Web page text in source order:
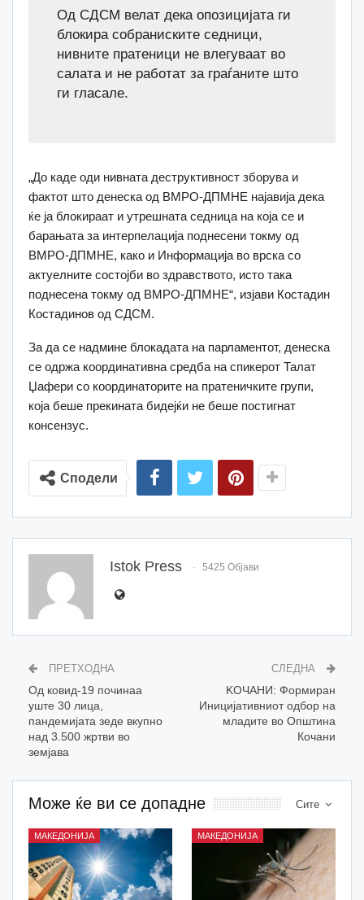
Од СДСМ велат дека опозицијата ги
блокира собраниските седници,
нивните пратеници не влегуваат во
салата и не работат за граѓаните што
ги гласале.
„До каде оди нивната деструктивност зборува и
фактот што денеска од ВМРО-ДПМНЕ најавија дека
ќе ја блокираат и утрешната седница на која се и
барањата за интерпелација поднесени токму од
ВМРО-ДПМНЕ, како и Информација во врска со
актуелните состојби во здравството, исто така
поднесена токму од ВМРО-ДПМНЕ“, изјави Костадин
Костадинов од СДСМ.
За да се надмине блокадата на парламентот, денеска
се одржа координативна средба на спикерот Талат
Џафери со координаторите на пратеничките групи,
која беше прекината бидејќи не беше постигнат
консензус.
Сподели
Istok Press 5425 Објави
ПРЕТХОДНА
Од ковид-19 починаа
уште 30 лица,
пандемијата зеде вкупно
над 3.500 жртви во
земјава
СЛЕДНА
KOЧАНИ: Формиран
Иницијативниот одбор на
младите во Општина
Кочани
Сите
Може ќе ви се допадне
МАКЕДОНИЈА МАКЕДОНИЈА